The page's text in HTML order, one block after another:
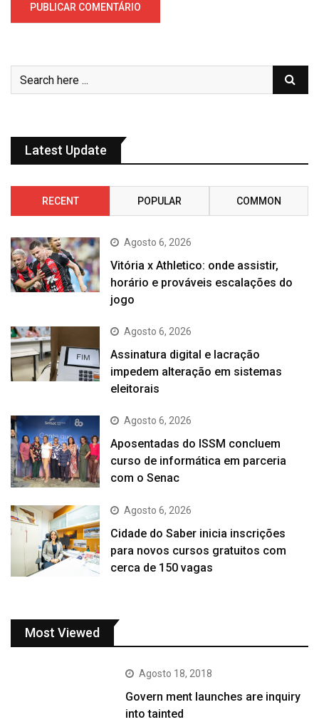
Latest Update
RECENT POPULAR COMMON
Agosto 6, 2026
Vitória x Athletico: onde assistir,
horário e prováveis escalações do
jogo
Agosto 6, 2026
Assinatura digital e lacração
impedem alteração em sistemas
eleitorais
Agosto 6, 2026
Aposentadas do ISSM concluem
curso de informática em parceria
com o Senac
Agosto 6, 2026
Cidade do Saber inicia inscrições
para novos cursos gratuitos com
cerca de 150 vagas
Most Viewed
Agosto 18, 2018
Govern ment launches are inquiry
into tainted